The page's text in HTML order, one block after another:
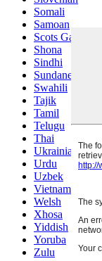
Somali
Samoan
Scots Gaelic
Shona
Sindhi
Sundanese
Swahili
Tajik
Tamil
Telugu
Thai
Ukrainian
Urdu
Uzbek
Vietnamese
Welsh
Xhosa
Yiddish
Yoruba
Zulu